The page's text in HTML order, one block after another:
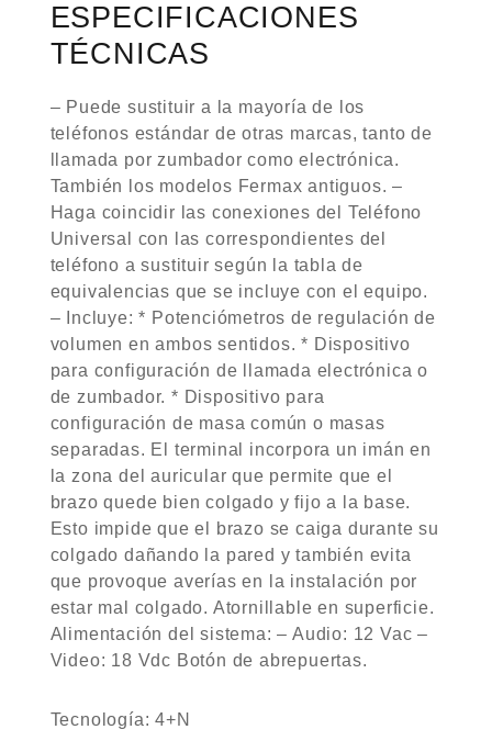
ESPECIFICACIONES
TÉCNICAS
– Puede sustituir a la mayoría de los
teléfonos estándar de otras marcas, tanto de
llamada por zumbador como electrónica.
También los modelos Fermax antiguos. –
Haga coincidir las conexiones del Teléfono
Universal con las correspondientes del
teléfono a sustituir según la tabla de
equivalencias que se incluye con el equipo.
– Incluye: * Potenciómetros de regulación de
volumen en ambos sentidos. * Dispositivo
para configuración de llamada electrónica o
de zumbador. * Dispositivo para
configuración de masa común o masas
separadas. El terminal incorpora un imán en
la zona del auricular que permite que el
brazo quede bien colgado y fijo a la base.
Esto impide que el brazo se caiga durante su
colgado dañando la pared y también evita
que provoque averías en la instalación por
estar mal colgado. Atornillable en superficie.
Alimentación del sistema: – Audio: 12 Vac –
Video: 18 Vdc Botón de abrepuertas.
Tecnología: 4+N